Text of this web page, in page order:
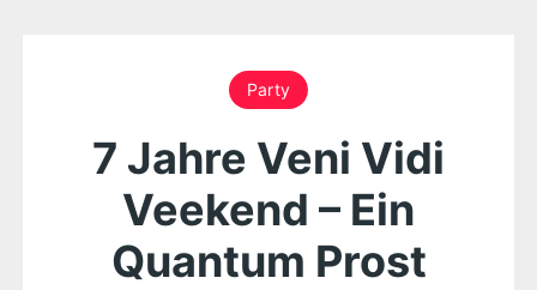
Party
7 Jahre Veni Vidi
Veekend – Ein
Quantum Prost